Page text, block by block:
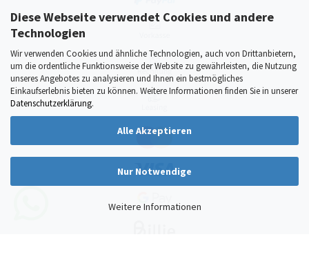
Diese Webseite verwendet Cookies und andere
Technologien
Wir verwenden Cookies und ähnliche Technologien, auch von Drittanbietern,
um die ordentliche Funktionsweise der Website zu gewährleisten, die Nutzung
unseres Angebotes zu analysieren und Ihnen ein bestmögliches
Einkaufserlebnis bieten zu können. Weitere Informationen finden Sie in unserer
Datenschutzerklärung.
Alle Akzeptieren
Nur Notwendige
Weitere Informationen